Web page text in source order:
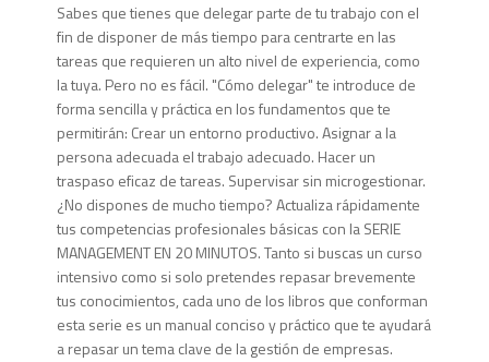
Sabes que tienes que delegar parte de tu trabajo con el
fin de disponer de más tiempo para centrarte en las
tareas que requieren un alto nivel de experiencia, como
la tuya. Pero no es fácil. "Cómo delegar" te introduce de
forma sencilla y práctica en los fundamentos que te
permitirán: Crear un entorno productivo. Asignar a la
persona adecuada el trabajo adecuado. Hacer un
traspaso eficaz de tareas. Supervisar sin microgestionar.
¿No dispones de mucho tiempo? Actualiza rápidamente
tus competencias profesionales básicas con la SERIE
MANAGEMENT EN 20 MINUTOS. Tanto si buscas un curso
intensivo como si solo pretendes repasar brevemente
tus conocimientos, cada uno de los libros que conforman
esta serie es un manual conciso y práctico que te ayudará
a repasar un tema clave de la gestión de empresas.